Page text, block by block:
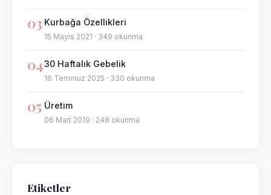
03 Kurbağa Özellikleri
15 Mayıs 2021 · 349 okunma
0430 Haftalık Gebelik
16 Temmuz 2025 · 330 okunma
05 Üretim
06 Mart 2019 · 248 okunma
Etiketler